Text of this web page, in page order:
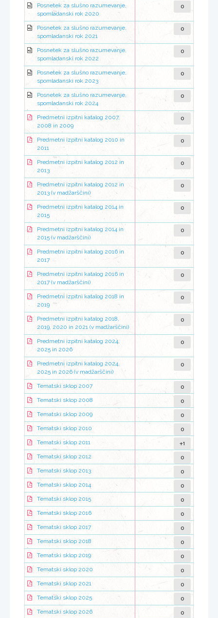
Posnetek za slušno razumevanje,
spomladanski rok 2020
0
Posnetek za slušno razumevanje,
spomladanski rok 2021
0
Posnetek za slušno razumevanje,
spomladanski rok 2022
0
Posnetek za slušno razumevanje,
spomladanski rok 2023
0
Posnetek za slušno razumevanje,
spomladanski rok 2024
0
Predmetni izpitni katalog 2007,
2008 in 2009
0
Predmetni izpitni katalog 2010 in
2011
0
Predmetni izpitni katalog 2012 in
2013
0
Predmetni izpitni katalog 2012 in
2013 (v madžarščini)
0
Predmetni izpitni katalog 2014 in
2015
0
Predmetni izpitni katalog 2014 in
2015 (v madžarščini)
0
Predmetni izpitni katalog 2016 in
2017
0
Predmetni izpitni katalog 2016 in
2017 (v madžarščini)
0
Predmetni izpitni katalog 2018 in
2019
0
Predmetni izpitni katalog 2018,
2019, 2020 in 2021 (v madžarščini)
0
Predmetni izpitni katalog 2024,
2025 in 2026
0
Predmetni izpitni katalog 2024,
2025 in 2026 (v madžarščini)
0
Tematski sklop 2007 0
Tematski sklop 2008 0
Tematski sklop 2009 0
Tematski sklop 2010 0
Tematski sklop 2011 +1
Tematski sklop 2012 0
Tematski sklop 2013 0
Tematski sklop 2014 0
Tematski sklop 2015 0
Tematski sklop 2016 0
Tematski sklop 2017 0
Tematski sklop 2018 0
Tematski sklop 2019 0
Tematski sklop 2020 0
Tematski sklop 2021 0
Tematski sklop 2025 0
Tematski sklop 2026 0